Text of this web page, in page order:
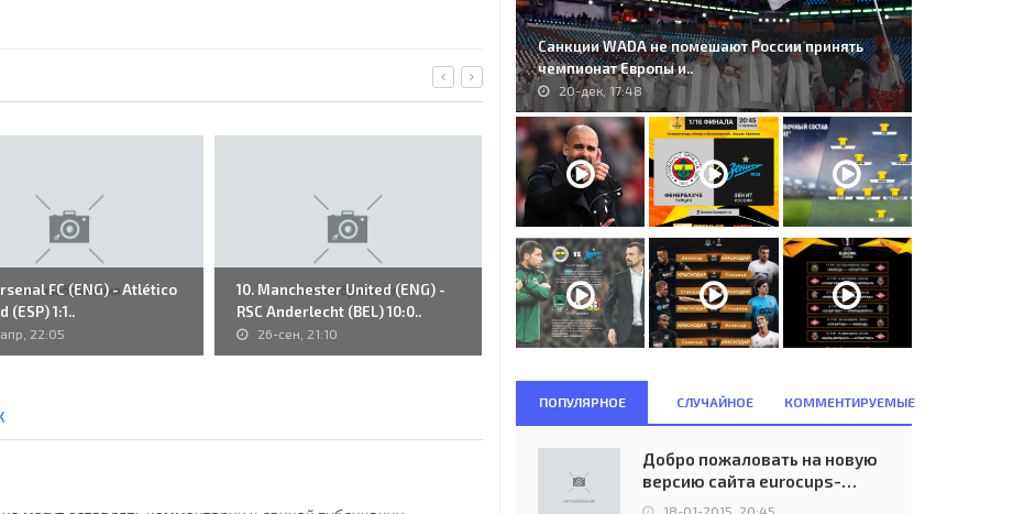
FC (ENG) - Atlético
(ESP) 1:1..
22:05
10. Manchester United (ENG) -
RSC Anderlecht (BEL) 10:0..
26-сен, 21:10
18. The New Saints (WAL) -
Legia Warszawa (POL) 1:3..
17-июл, 22:15
114. CSKA Moskva (RUS) -
Feyenoord (NED) 0:1..
10-сен, 21:00
Санкции WADA не помешают России принять
чемпионат Европы и..
20-дек, 17:48
ПОПУЛЯРНОЕ СЛУЧАЙНОЕ КОММЕНТИРУЕМЫЕ
Добро пожаловать на новую
версию сайта eurocups-
uefa.ru
18-01-2015, 20:45